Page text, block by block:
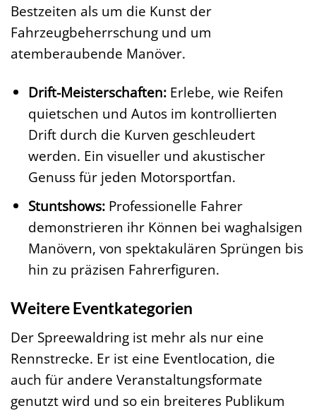
Bestzeiten als um die Kunst der
Fahrzeugbeherrschung und um
atemberaubende Manöver.
Drift-Meisterschaften:Erlebe, wie Reifen
quietschen und Autos im kontrollierten
Drift durch die Kurven geschleudert
werden. Ein visueller und akustischer
Genuss für jeden Motorsportfan.
Stuntshows:Professionelle Fahrer
demonstrieren ihr Können bei waghalsigen
Manövern, von spektakulären Sprüngen bis
hin zu präzisen Fahrerfiguren.
Weitere Eventkategorien
Der Spreewaldring ist mehr als nur eine
Rennstrecke. Er ist eine Eventlocation, die
auch für andere Veranstaltungsformate
genutzt wird und so ein breiteres Publikum